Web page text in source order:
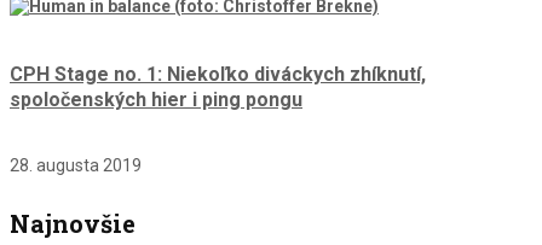
CPH Stage no. 1: Niekoľko diváckych zhíknutí,
spoločenských hier i ping pongu
28. augusta 2019
Najnovšie